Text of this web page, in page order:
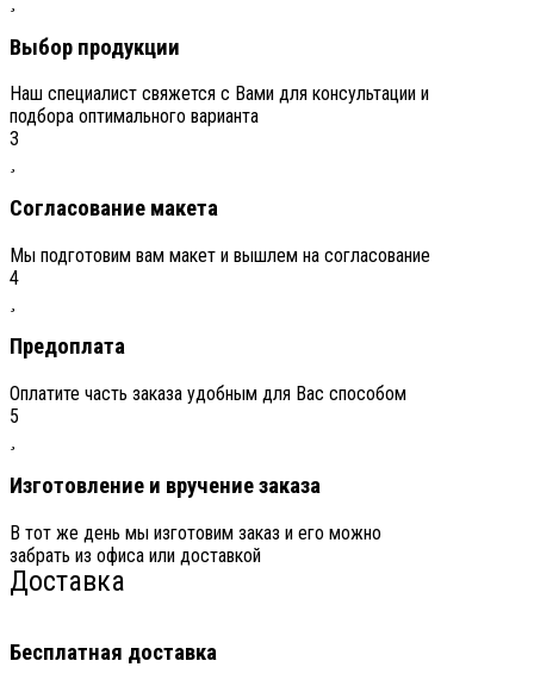
Выбор продукции
Наш специалист свяжется с Вами для консультации и
подбора оптимального варианта
3
Согласование макета
Мы подготовим вам макет и вышлем на согласование
4
Предоплата
Оплатите часть заказа удобным для Вас способом
5
Изготовление и вручение заказа
В тот же день мы изготовим заказ и его можно
забрать из офиса или доставкой
Доставка
Бесплатная доставка